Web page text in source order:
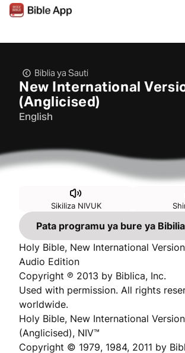
Biblia ya Sauti
New International
(Anglicised)
English
Sikiliza NIVUK
Pata programu ya bure ya
Holy Bible, New International
Audio Edition
Copyright ℗ 2013 by Biblica, Inc.
Used with permission. All rights
worldwide.
Holy Bible, New International
(Anglicised), NIV™
Copyright © 1979, 1984, 2011 by